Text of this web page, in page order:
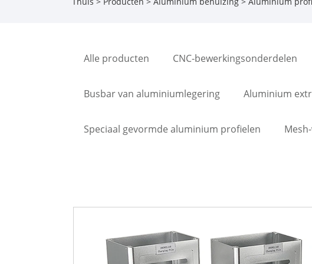
Alle producten CNC-bewerkingsonderdelen
Busbar van aluminiumlegering Aluminium
Speciaal gevormde aluminium profielen